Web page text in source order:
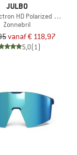
14%
JULBO
HD Polarized S3 (VLT
Zonnebril
vanaf € 118,97
5,0(1)